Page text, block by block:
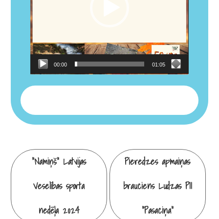
00:00 01:05
Continue
Reading
“Namiņš” Latvijas
Veselības sporta
nedēļa 2024
Pieredzes apmaiņas
brauciens Ludzas PII
“Pasaciņa”